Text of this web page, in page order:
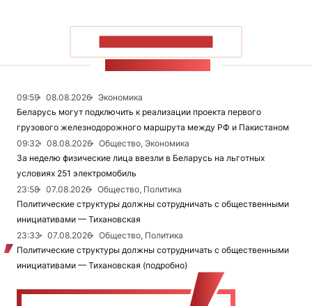
09:59 08.08.2026
Экономика
Беларусь могут подключить к реализации проекта первого
грузового железнодорожного маршрута между РФ и Пакистаном
09:32
08.08.2026
Общество, Экономика
За неделю физические лица ввезли в Беларусь на льготных
условиях 251 электромобиль
23:58
07.08.2026
Общество, Политика
Политические структуры должны сотрудничать с общественными
инициативами — Тихановская
23:33
07.08.2026
Общество, Политика
Политические структуры должны сотрудничать с общественными
инициативами — Тихановская (подробно)